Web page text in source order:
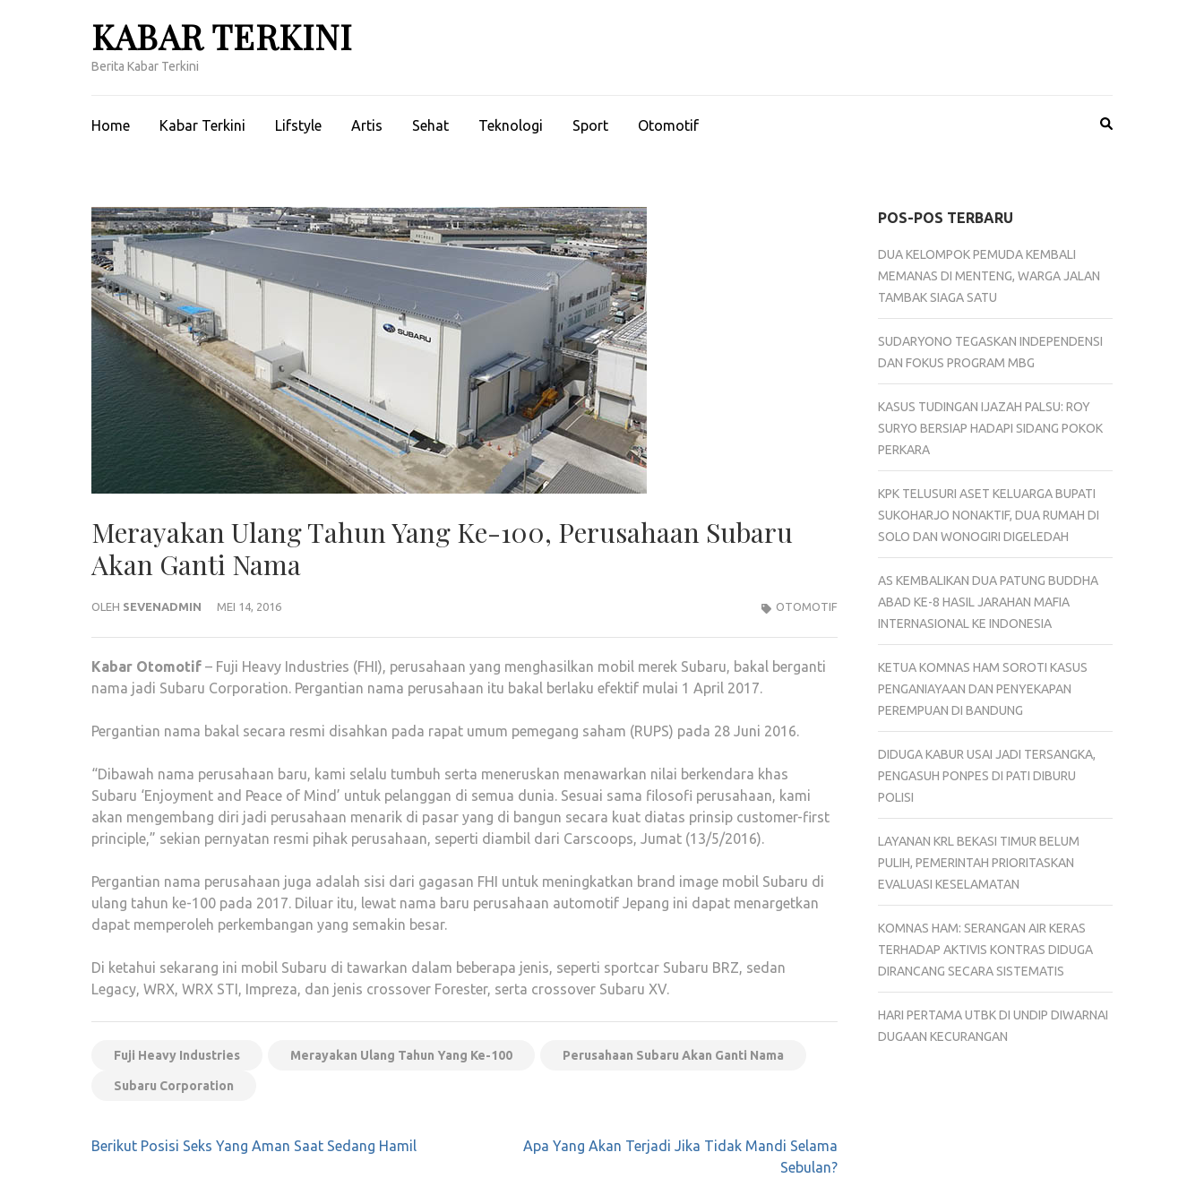
KABAR TERKINI
Berita Kabar Terkini
Home Kabar Terkini Lifstyle Artis Sehat Teknologi Sport Otomotif
Merayakan Ulang Tahun Yang Ke-100, Perusahaan Subaru
Akan Ganti Nama
OLEH SEVENADMIN MEI 14, 2016 OTOMOTIF
Kabar Otomotif – Fuji Heavy Industries (FHI), perusahaan yang menghasilkan mobil merek Subaru, bakal berganti
nama jadi Subaru Corporation. Pergantian nama perusahaan itu bakal berlaku efektif mulai 1 April 2017.
Pergantian nama bakal secara resmi disahkan pada rapat umum pemegang saham (RUPS) pada 28 Juni 2016.
“Dibawah nama perusahaan baru, kami selalu tumbuh serta meneruskan menawarkan nilai berkendara khas
Subaru ‘Enjoyment and Peace of Mind’ untuk pelanggan di semua dunia. Sesuai sama filosofi perusahaan, kami
akan mengembang diri jadi perusahaan menarik di pasar yang di bangun secara kuat diatas prinsip customer-first
principle,” sekian pernyatan resmi pihak perusahaan, seperti diambil dari Carscoops, Jumat (13/5/2016).
Pergantian nama perusahaan juga adalah sisi dari gagasan FHI untuk meningkatkan brand image mobil Subaru di
ulang tahun ke-100 pada 2017. Diluar itu, lewat nama baru perusahaan automotif Jepang ini dapat menargetkan
dapat memperoleh perkembangan yang semakin besar.
Di ketahui sekarang ini mobil Subaru di tawarkan dalam beberapa jenis, seperti sportcar Subaru BRZ, sedan
Legacy, WRX, WRX STI, Impreza, dan jenis crossover Forester, serta crossover Subaru XV.
Fuji Heavy Industries Merayakan Ulang Tahun Yang Ke-100 Perusahaan Subaru Akan Ganti Nama
Subaru Corporation
Navigasi
Berikut Posisi Seks Yang Aman Saat Sedang Hamil
Apa Yang Akan Terjadi Jika Tidak Mandi Selama
Sebulan?
POS-POS TERBARU
DUA KELOMPOK PEMUDA KEMBALI
MEMANAS DI MENTENG, WARGA JALAN
TAMBAK SIAGA SATU
SUDARYONO TEGASKAN INDEPENDENSI
DAN FOKUS PROGRAM MBG
KASUS TUDINGAN IJAZAH PALSU: ROY
SURYO BERSIAP HADAPI SIDANG POKOK
PERKARA
KPK TELUSURI ASET KELUARGA BUPATI
SUKOHARJO NONAKTIF, DUA RUMAH DI
SOLO DAN WONOGIRI DIGELEDAH
AS KEMBALIKAN DUA PATUNG BUDDHA
ABAD KE-8 HASIL JARAHAN MAFIA
INTERNASIONAL KE INDONESIA
KETUA KOMNAS HAM SOROTI KASUS
PENGANIAYAAN DAN PENYEKAPAN
PEREMPUAN DI BANDUNG
DIDUGA KABUR USAI JADI TERSANGKA,
PENGASUH PONPES DI PATI DIBURU
POLISI
LAYANAN KRL BEKASI TIMUR BELUM
PULIH, PEMERINTAH PRIORITASKAN
EVALUASI KESELAMATAN
KOMNAS HAM: SERANGAN AIR KERAS
TERHADAP AKTIVIS KONTRAS DIDUGA
DIRANCANG SECARA SISTEMATIS
HARI PERTAMA UTBK DI UNDIP DIWARNAI
DUGAAN KECURANGAN